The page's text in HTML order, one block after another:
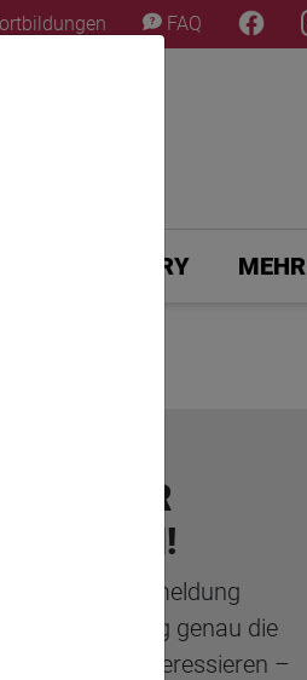
FAQ
EXPERTENJURY MEHR
Newsletter-Anmeldung
Sie regelmäßig genau die
die Sie interessieren –